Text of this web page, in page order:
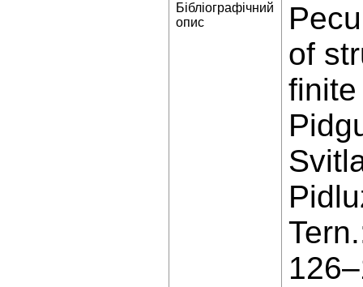
Бібліографічний
опис
of